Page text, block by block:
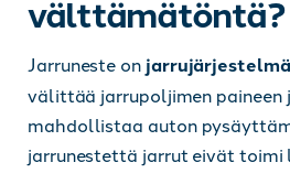
välttämätöntä?
Jarruneste on
välittää jarrupoljimen paineen
mahdollistaa auton
jarrunestettä jarrut eivät toimi